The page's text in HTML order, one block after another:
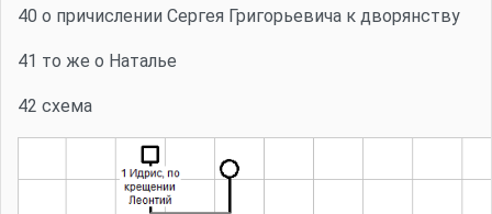
40 о причислении Сергея Григорьевича к дворянству
41 то же о Наталье
42 схема